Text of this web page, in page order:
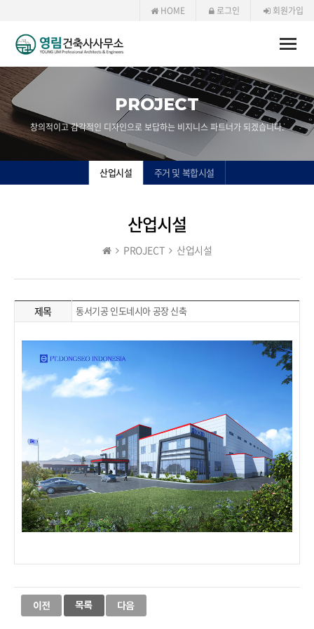
HOME 로그인 회원가입
Toggle
PROJECT
창의적이고 감각적인 디자인으로 보답하는 비지니스 파트너가 되겠습니다.
산업시설 주거 및 복합시설
산업시설
PROJECT 산업시설
제목 동서기공 인도네시아 공장 신축